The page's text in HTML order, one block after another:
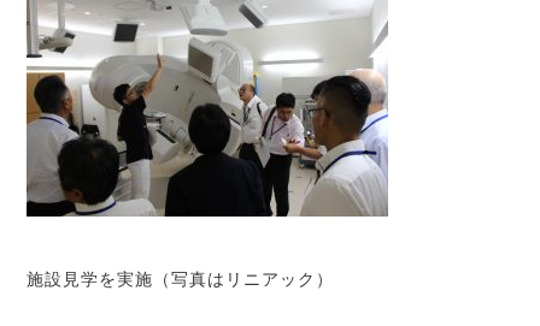
施設見学を実施（写真はリニアック）